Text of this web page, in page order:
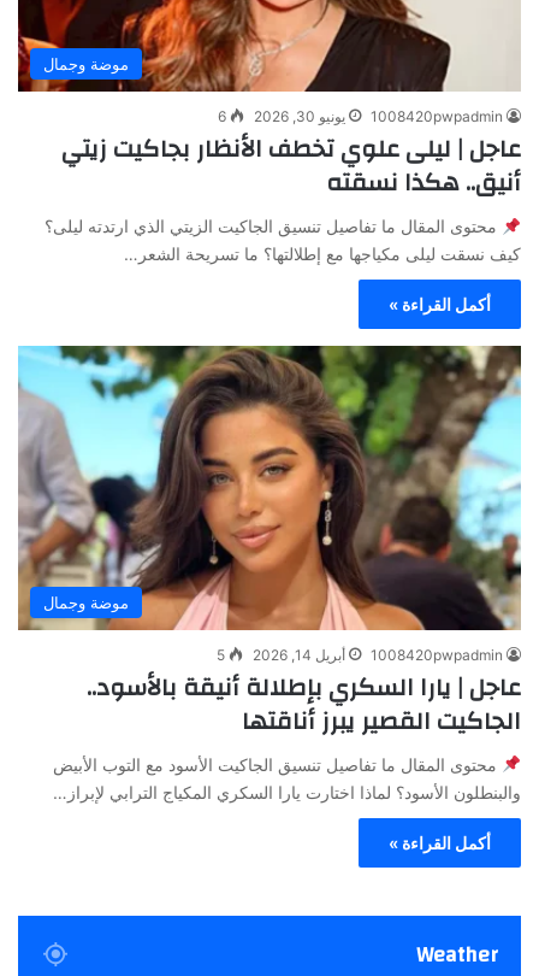
موضة وجمال
1008420pwpadmin يونيو 30, 2026 6
عاجل | ليلى علوي تخطف الأنظار بجاكيت زيتي
أنيق.. هكذا نسقته
محتوى المقال ما تفاصيل تنسيق الجاكيت الزيتي الذي ارتدته ليلى؟
كيف نسقت ليلى مكياجها مع إطلالتها؟ ما تسريحة الشعر…
أكمل القراءة »
موضة وجمال
1008420pwpadmin أبريل 14, 2026 5
عاجل | يارا السكري بإطلالة أنيقة بالأسود..
الجاكيت القصير يبرز أناقتها
محتوى المقال ما تفاصيل تنسيق الجاكيت الأسود مع التوب الأبيض
والبنطلون الأسود؟ لماذا اختارت يارا السكري المكياج الترابي لإبراز…
أكمل القراءة »
Weather